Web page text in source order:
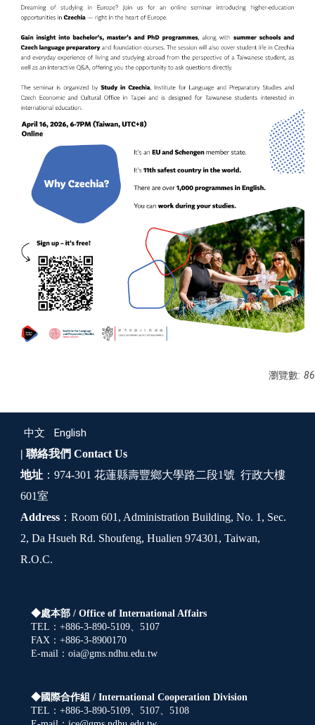
瀏覽數: 86
中文 English
| 聯絡我們 Contact Us
地址 ：974-301 花蓮縣壽豐鄉大學路二段1號 行政大樓
601室
Address ：Room 601, Administration Building, No. 1, Sec.
2, Da Hsueh Rd. Shoufeng, Hualien 974301, Taiwan,
R.O.C.
◆處本部 / Office of International Affairs
TEL：+886-3-890-5109、5107
FAX：+886-3-8900170
E-mail：oia@gms.ndhu.edu.tw
◆國際合作組 / International Cooperation Division
TEL：+886-3-890-5109、5107、5108